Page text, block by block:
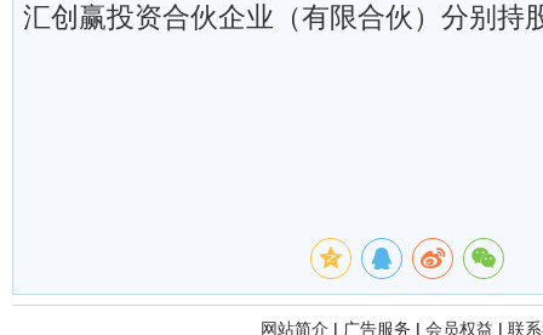
汇创赢投资合伙企业（有限合伙）分别持
网站简介 | 广告服务 | 会员权益 | 联